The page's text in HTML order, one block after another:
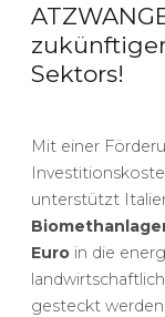
Sektors!
Mit einer
unterstützt
Euro in die
gesteckt werden.